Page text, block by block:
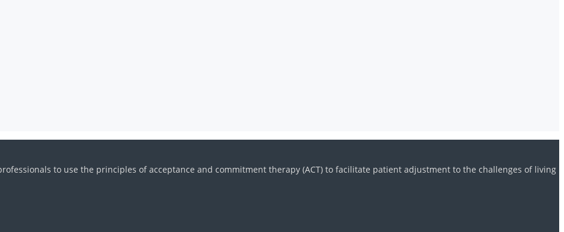
to use the principles of acceptance and commitment therapy (ACT) to facilitate patient adjustment to the challenges of living